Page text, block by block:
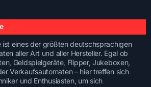
eines der größten deutschsprachigen
aller Art und aller Hersteller. Egal ob
Geldspielgeräte, Flipper, Jukeboxen,
Verkaufsautomaten – hier treffen sich
und Enthusiasten, um sich